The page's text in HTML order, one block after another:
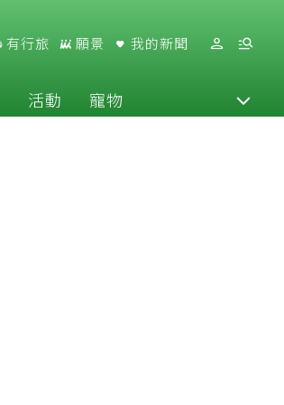
有行旅 願景 我的新聞
活動 寵物